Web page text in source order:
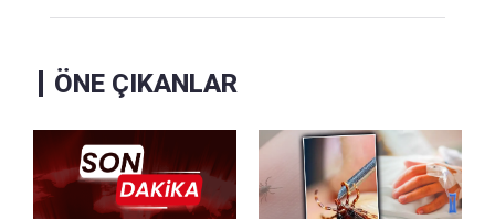
ÖNE ÇIKANLAR